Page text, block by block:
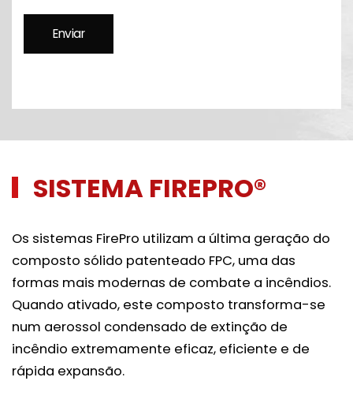
SISTEMA FIREPRO®
Os sistemas FirePro utilizam a última geração do
composto sólido patenteado FPC, uma das
formas mais modernas de combate a incêndios.
Quando ativado, este composto transforma-se
num aerossol condensado de extinção de
incêndio extremamente eficaz, eficiente e de
rápida expansão.